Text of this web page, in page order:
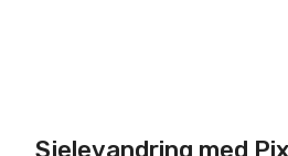
Sjelevandring med